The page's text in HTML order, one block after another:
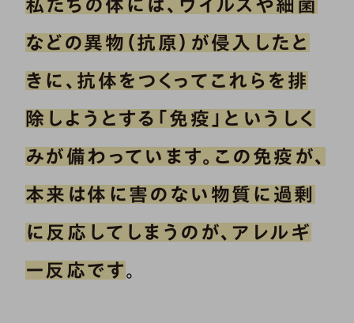
私たちの体には、ウイルスや細菌
などの異物（抗原）が侵入したと
きに、抗体をつくってこれらを排
除しようとする「免疫」というしく
みが備わっています。この免疫が、
本来は体に害のない物質に過剰
に反応してしまうのが、アレルギ
ー反応です。